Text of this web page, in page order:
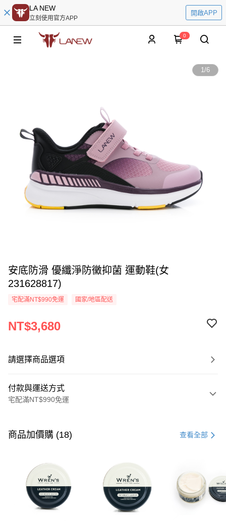
LA NEW
立刻使用官方APP
開啟APP
0
1/6
安底防滑 優纖淨防黴抑菌 運動鞋(女
231628817)
宅配滿NT$990免運 國家/地區配送
NT$3,680
請選擇商品選項
付款與運送方式
宅配滿NT$990免運
信用卡一次付款
Apple Pay
悠遊付
Google Pay
商品加價購 (18) 查看全部